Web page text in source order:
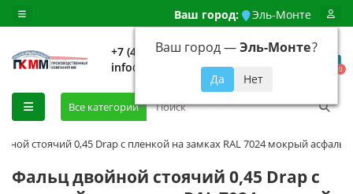
Ваш город: Эль-Монте
Ваш город —Эль-Монте?
+7 (499) 648-92-94
info@evroshtaketnikmoskva.ru
0
Все категории
стоячий 0,45 Drap с пленкой на замках RAL 7024 мокрый асфальт
Фальц двойной стоячий 0,45 Drap с